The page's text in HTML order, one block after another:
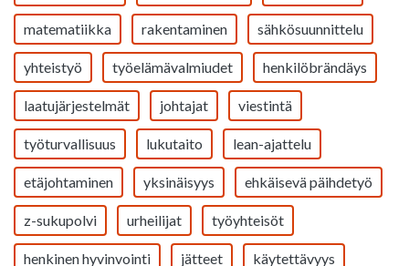
matematiikka rakentaminen sähkösuunnittelu
yhteistyö työelämävalmiudet henkilöbrändäys
laatujärjestelmät johtajat viestintä
työturvallisuus lukutaito lean-ajattelu
etäjohtaminen yksinäisyys ehkäisevä päihdetyö
z-sukupolvi urheilijat työyhteisöt
henkinen hyvinvointi jätteet käytettävyys